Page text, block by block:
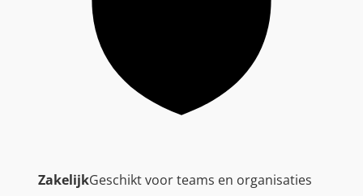
ZakelijkGeschikt voor teams en organisaties